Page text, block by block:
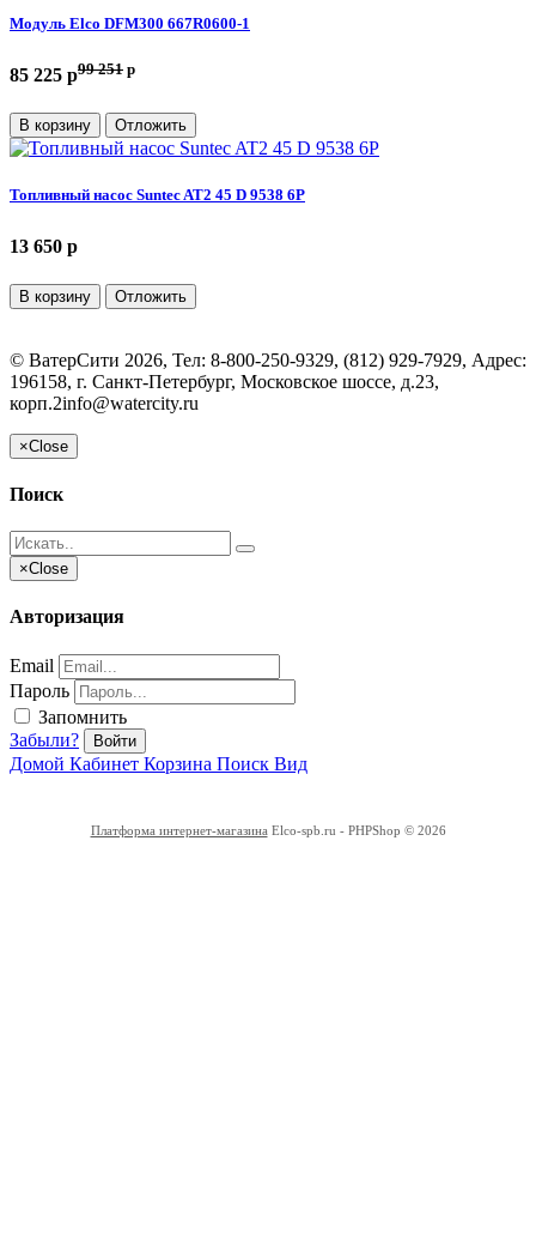
Модуль Elco DFM300 667R0600-1
85 225 p99 251 p
В корзину Отложить
Топливный насос Suntec AT2 45 D 9538 6P
13 650 p
В корзину Отложить
© ВатерСити 2026, Тел: 8-800-250-9329, (812) 929-7929, Адрес:
196158, г. Санкт-Петербург, Московское шоссе, д.23,
корп.2info@watercity.ru
×Close
Поиск
×Close
Авторизация
Email
Пароль
Запомнить
Забыли?
Войти
Домой Кабинет Корзина Поиск Вид
Платформа интернет-магазина Elco-spb.ru - PHPShop © 2026